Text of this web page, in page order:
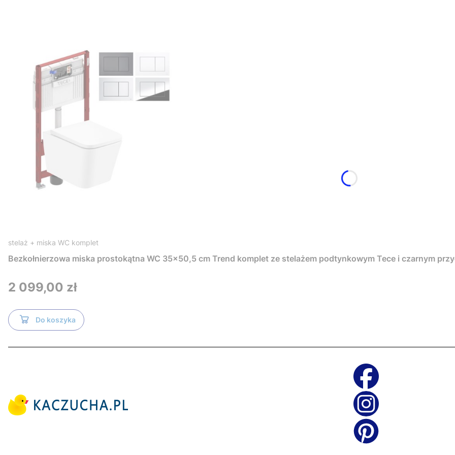
stelaż + miska WC komplet
Bezkołnierzowa miska prostokątna WC 35x50,5 cm Trend komplet ze stelażem podtynkowym Tece i czarnym
Cena
2 099,00 zł
Do koszyka